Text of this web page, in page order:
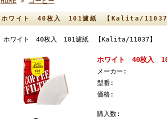
ホワイト 40枚入 101濾紙 【Kalita/11037
ホワイト 40枚入 101濾紙 【Kalita/11037】
ホワイト 40枚入
メーカー:
型番:
価格:
購入数: